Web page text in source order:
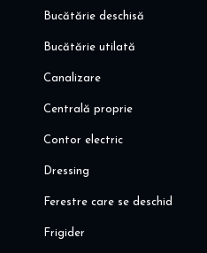
Bucătărie deschisă
Bucătărie utilată
Canalizare
Centrală proprie
Contor electric
Dressing
Ferestre care se deschid
Frigider